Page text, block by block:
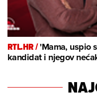
RTL.HR /'Mama, uspio
kandidat i njegov